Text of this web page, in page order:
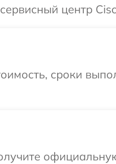
центр
сроки